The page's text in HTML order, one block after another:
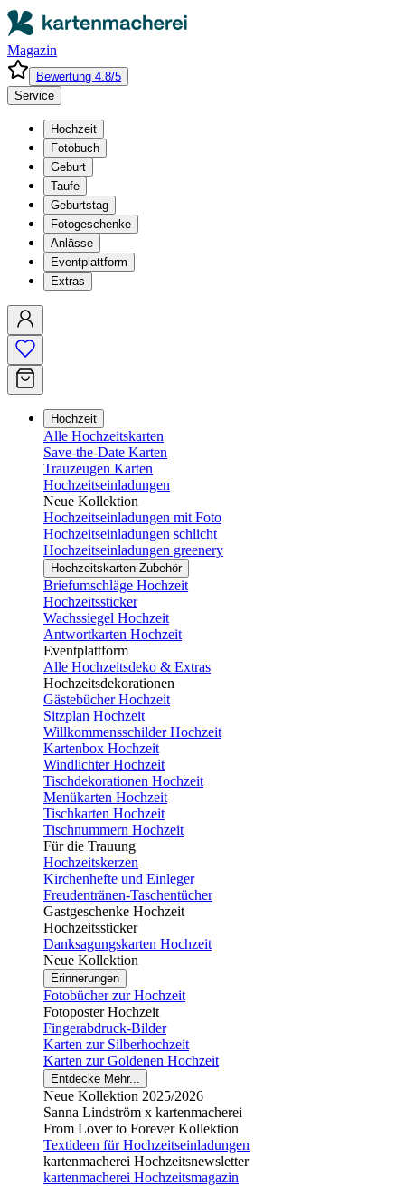
Magazin
Bewertung 4.8/5
Service
Hochzeit
Fotobuch
Geburt
Taufe
Geburtstag
Fotogeschenke
Anlässe
Eventplattform
Extras
Hochzeit
Alle Hochzeitskarten
Save-the-Date Karten
Trauzeugen Karten
Hochzeitseinladungen
Neue Kollektion
Hochzeitseinladungen mit Foto
Hochzeitseinladungen schlicht
Hochzeitseinladungen greenery
Hochzeitskarten Zubehör
Briefumschläge Hochzeit
Hochzeitssticker
Wachssiegel Hochzeit
Antwortkarten Hochzeit
Eventplattform
Alle Hochzeitsdeko & Extras
Hochzeitsdekorationen
Gästebücher Hochzeit
Sitzplan Hochzeit
Willkommensschilder Hochzeit
Kartenbox Hochzeit
Windlichter Hochzeit
Tischdekorationen Hochzeit
Menükarten Hochzeit
Tischkarten Hochzeit
Tischnummern Hochzeit
Für die Trauung
Hochzeitskerzen
Kirchenhefte und Einleger
Freudentränen-Taschentücher
Gastgeschenke Hochzeit
Hochzeitssticker
Danksagungskarten Hochzeit
Neue Kollektion
Erinnerungen
Fotobücher zur Hochzeit
Fotoposter Hochzeit
Fingerabdruck-Bilder
Karten zur Silberhochzeit
Karten zur Goldenen Hochzeit
Entdecke Mehr...
Neue Kollektion 2025/2026
Sanna Lindström x kartenmacherei
From Lover to Forever Kollektion
Textideen für Hochzeitseinladungen
kartenmacherei Hochzeitsnewsletter
kartenmacherei Hochzeitsmagazin